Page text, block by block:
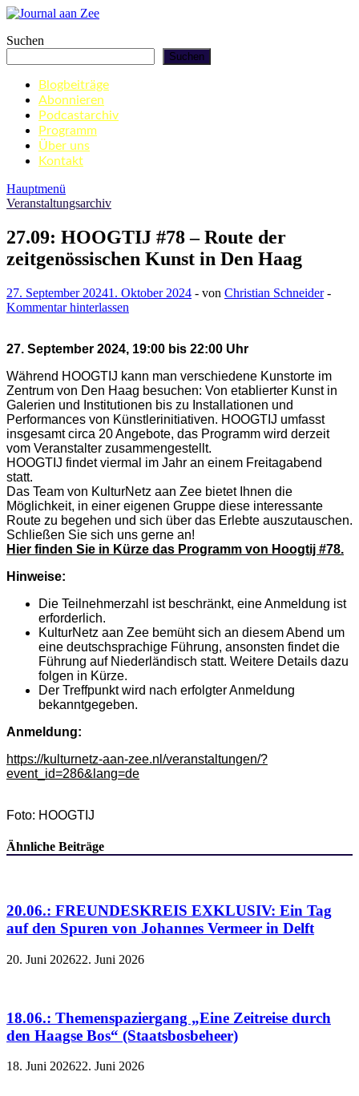
Zum
springen
Journal aan Zee
Suchen
Suchen
Blogbeiträge
Abonnieren
Podcastarchiv
Programm
Über uns
Kontakt
Hauptmenü
Veranstaltungsarchiv
27.09: HOOGTIJ #78 – Route der
zeitgenössischen Kunst in Den Haag
27. September 20241. Oktober 2024 - von Christian Schneider-
Kommentar hinterlassen
27. September 2024, 19:00 bis 22:00 Uhr
Während HOOGTIJ kann man verschiedene Kunstorte im
Zentrum von Den Haag besuchen: Von etablierter Kunst in
Galerien und Institutionen bis zu Installationen und
Performances von Künstlerinitiativen. HOOGTIJ umfasst
insgesamt circa 20 Angebote, das Programm wird derzeit
vom Veranstalter zusammengestellt.
HOOGTIJ findet viermal im Jahr an einem Freitagabend
statt.
Das Team von KulturNetz aan Zee bietet Ihnen die
Möglichkeit, in einer eigenen Gruppe diese interessante
Route zu begehen und sich über das Erlebte auszutauschen.
Schließen Sie sich uns gerne an!
Hier finden Sie in Kürze das Programm von Hoogtij #78.
Hinweise:
Die Teilnehmerzahl ist beschränkt, eine Anmeldung ist
erforderlich.
KulturNetz aan Zee bemüht sich an diesem Abend um
eine deutschsprachige Führung, ansonsten findet die
Führung auf Niederländisch statt. Weitere Details dazu
folgen in Kürze.
Der Treffpunkt wird nach erfolgter Anmeldung
bekanntgegeben.
Anmeldung:
https://kulturnetz-aan-zee.nl/veranstaltungen/?
event_id=286&lang=de
Foto: HOOGTIJ
Ähnliche Beiträge
20.06.: FREUNDESKREIS EXKLUSIV: Ein Tag
auf den Spuren von Johannes Vermeer in Delft
20. Juni 202622. Juni 2026
18.06.: Themenspaziergang „Eine Zeitreise durch
den Haagse Bos“ (Staatsbosbeheer)
18. Juni 202622. Juni 2026